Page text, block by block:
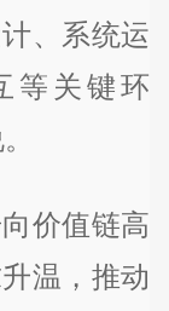
、系统运
等关键环
价值链高
温，推动